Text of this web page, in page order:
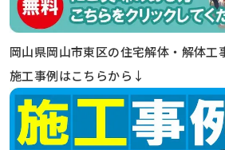
岡山県岡山市東区の住宅解体・解体工
施工事例はこちらから↓